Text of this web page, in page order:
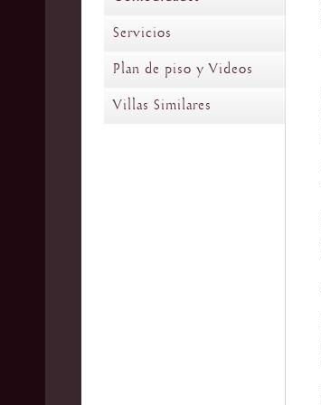
Servicios
Plan de piso y Videos
Villas Similares